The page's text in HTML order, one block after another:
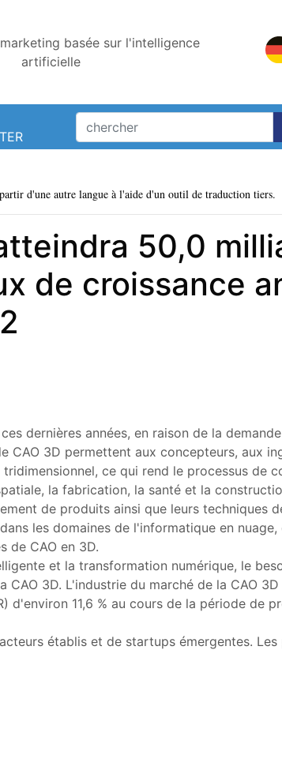
basée sur l'intelligence
artificielle
d'une autre langue à l'aide d'un outil de traduction tiers.
50,0
de croissance
dernières années, en raison de la
CAO 3D permettent aux concepteurs, aux
ce qui rend le processus de
la fabrication, la santé et la
de produits ainsi que leurs techniques
les domaines de l'informatique en
de CAO en 3D.
et la transformation numérique, le
3D. L'industrie du marché de la CAO
d'environ 11,6 % au cours de la période de
établis et de startups émergentes.